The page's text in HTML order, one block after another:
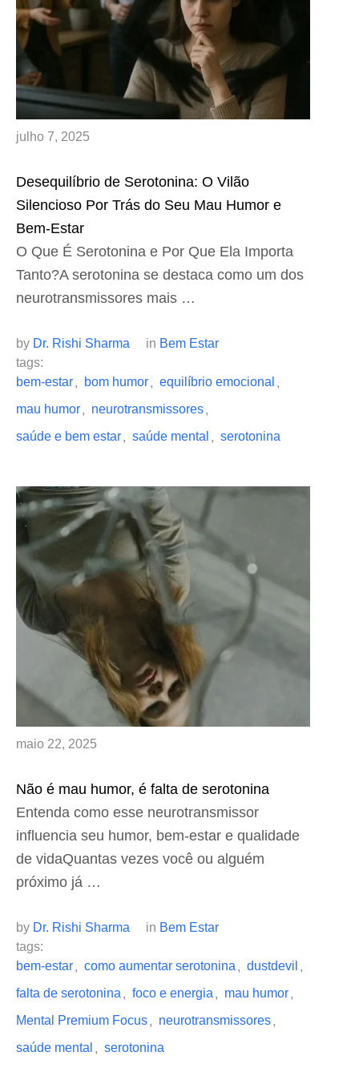
julho 7, 2025
Desequilíbrio de Serotonina: O Vilão
Silencioso Por Trás do Seu Mau Humor e
Bem-Estar
O Que É Serotonina e Por Que Ela Importa
Tanto?A serotonina se destaca como um dos
neurotransmissores mais …
by Dr. Rishi Sharma in Bem Estar
tags:
bem-estar, bom humor, equilíbrio emocional ,
mau humor, neurotransmissores,
saúde e bem estar, saúde mental , serotonina
maio 22, 2025
Não é mau humor, é falta de serotonina
Entenda como esse neurotransmissor
influencia seu humor, bem-estar e qualidade
de vidaQuantas vezes você ou alguém
próximo já …
by Dr. Rishi Sharma in Bem Estar
tags:
bem-estar, como aumentar serotonina , dustdevil ,
falta de serotonina , foco e energia , mau humor,
Mental Premium Focus, neurotransmissores,
saúde mental , serotonina